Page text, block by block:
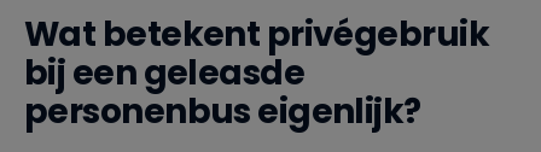
Wat betekent privégebruik
bij een geleasde
personenbus eigenlijk?